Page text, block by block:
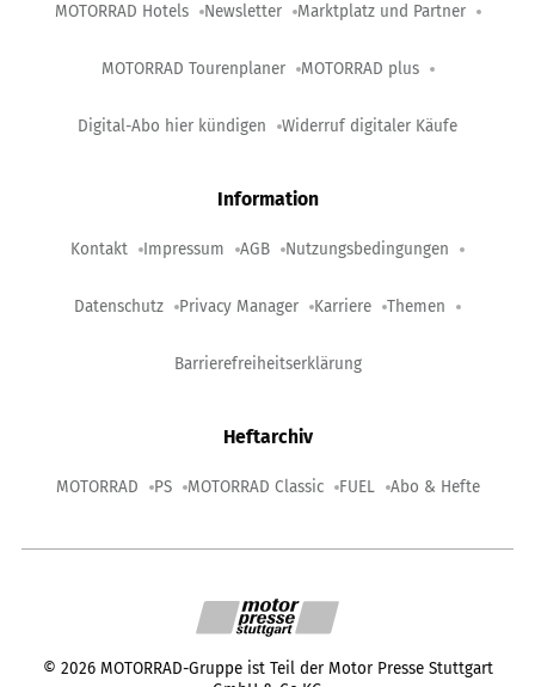
MOTORRAD Hotels Newsletter Marktplatz und Partner
MOTORRAD Tourenplaner MOTORRAD plus
Digital-Abo hier kündigen Widerruf digitaler Käufe
Information
Kontakt Impressum AGB Nutzungsbedingungen
Datenschutz Privacy Manager Karriere Themen
Barrierefreiheitserklärung
Heftarchiv
MOTORRAD PS MOTORRAD Classic FUEL Abo & Hefte
© 2026 MOTORRAD-Gruppe ist Teil der Motor Presse Stuttgart